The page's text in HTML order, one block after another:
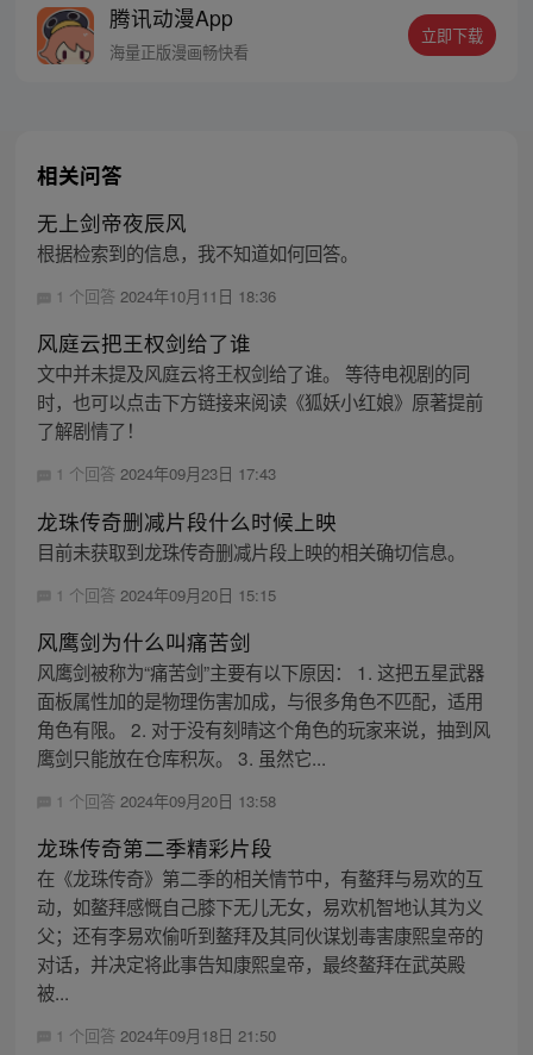
路！每周三，周日更新！
腾讯动漫App
海量正版漫画畅快看
立即下载
相关问答
无上剑帝夜辰风
根据检索到的信息，我不知道如何回答。
1 个回答 2024年10月11日 18:36
风庭云把王权剑给了谁
文中并未提及风庭云将王权剑给了谁。 等待电视剧的同
时，也可以点击下方链接来阅读《狐妖小红娘》原著提前
了解剧情了！
1 个回答 2024年09月23日 17:43
龙珠传奇删减片段什么时候上映
目前未获取到龙珠传奇删减片段上映的相关确切信息。
1 个回答 2024年09月20日 15:15
风鹰剑为什么叫痛苦剑
风鹰剑被称为“痛苦剑”主要有以下原因： 1. 这把五星武器
面板属性加的是物理伤害加成，与很多角色不匹配，适用
角色有限。 2. 对于没有刻晴这个角色的玩家来说，抽到风
鹰剑只能放在仓库积灰。 3. 虽然它...
1 个回答 2024年09月20日 13:58
龙珠传奇第二季精彩片段
在《龙珠传奇》第二季的相关情节中，有鳌拜与易欢的互
动，如鳌拜感慨自己膝下无儿无女，易欢机智地认其为义
父；还有李易欢偷听到鳌拜及其同伙谋划毒害康熙皇帝的
对话，并决定将此事告知康熙皇帝，最终鳌拜在武英殿
被...
1 个回答 2024年09月18日 21:50